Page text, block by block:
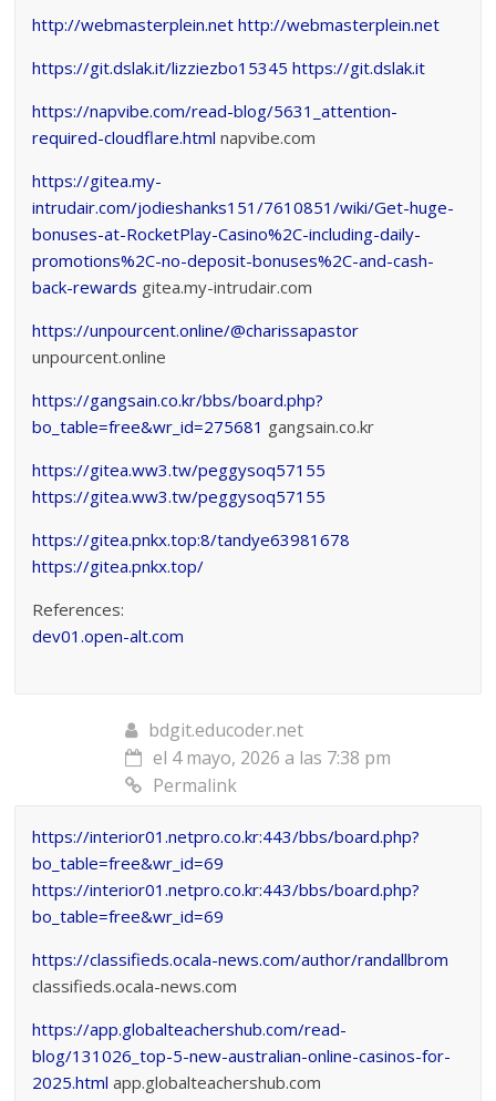
http://webmasterplein.net http://webmasterplein.net
https://git.dslak.it/lizziezbo15345 https://git.dslak.it
https://napvibe.com/read-blog/5631_attention-
required-cloudflare.html napvibe.com
https://gitea.my-
intrudair.com/jodieshanks151/7610851/wiki/Get-huge-
bonuses-at-RocketPlay-Casino%2C-including-daily-
promotions%2C-no-deposit-bonuses%2C-and-cash-
back-rewards gitea.my-intrudair.com
https://unpourcent.online/@charissapastor
unpourcent.online
https://gangsain.co.kr/bbs/board.php?
bo_table=free&wr_id=275681 gangsain.co.kr
https://gitea.ww3.tw/peggysoq57155
https://gitea.ww3.tw/peggysoq57155
https://gitea.pnkx.top:8/tandye63981678
https://gitea.pnkx.top/
References:
dev01.open-alt.com
bdgit.educoder.net
el 4 mayo, 2026 a las 7:38 pm
Permalink
https://interior01.netpro.co.kr:443/bbs/board.php?
bo_table=free&wr_id=69
https://interior01.netpro.co.kr:443/bbs/board.php?
bo_table=free&wr_id=69
https://classifieds.ocala-news.com/author/randallbrom
classifieds.ocala-news.com
https://app.globalteachershub.com/read-
blog/131026_top-5-new-australian-online-casinos-for-
2025.html app.globalteachershub.com